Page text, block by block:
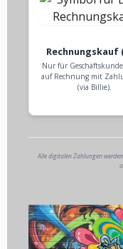
Rechnungskauf
Nur für
auf Rechnung mit
(via Billie).
Alle digitalen Zahlungen